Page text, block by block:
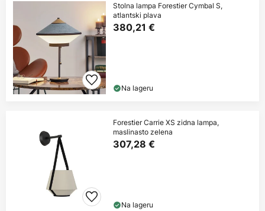
Stolna lampa Forestier Cymbal S,
atlantski plava
380,21 €
Na lageru
Forestier Carrie XS zidna lampa,
maslinasto zelena
307,28 €
Na lageru